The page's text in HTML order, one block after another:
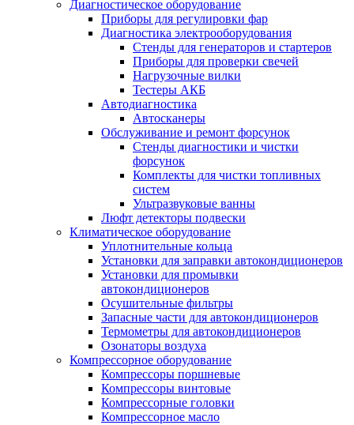
Диагностическое оборудование
Приборы для регулировки фар
Диагностика электрооборудования
Стенды для генераторов и стартеров
Приборы для проверки свечей
Нагрузочные вилки
Тестеры АКБ
Автодиагностика
Автосканеры
Обслуживание и ремонт форсунок
Стенды диагностики и чистки
форсунок
Комплекты для чистки топливных
систем
Ультразвуковые ванны
Люфт детекторы подвески
Климатическое оборудование
Уплотнительные кольца
Установки для заправки автокондиционеров
Установки для промывки
автокондиционеров
Осушительные фильтры
Запасные части для автокондиционеров
Термометры для автокондиционеров
Озонаторы воздуха
Компрессорное оборудование
Компрессоры поршневые
Компрессоры винтовые
Компрессорные головки
Компрессорное масло